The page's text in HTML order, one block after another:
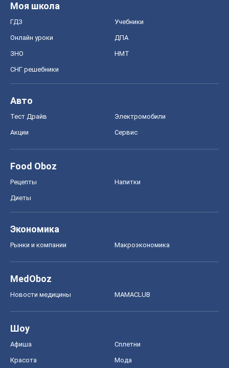
Моя школа
ГДЗ Учебники
Онлайн уроки ДПА
ЗНО НМТ
СНГ решебники
Авто
Тест Драйв Электромобили
Акции Сервис
Food Oboz
Рецепты Напитки
Диеты
Экономика
Рынки и компании Mакроэкономика
MedOboz
Новости медицины MAMACLUB
Шоу
Афиша Сплетни
Красота Мода